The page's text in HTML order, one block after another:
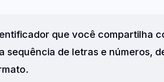
que você compartilha
sequência de letras e números,